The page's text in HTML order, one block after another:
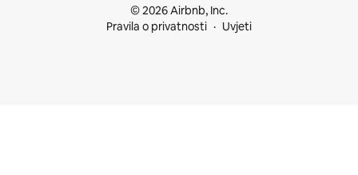
© 2026 Airbnb, Inc.
Pravila o privatnosti
Uvjeti